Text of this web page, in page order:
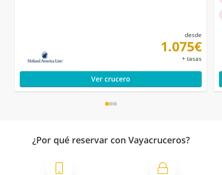
desde
1.075€
+ tasas
Ver crucero
¿Por qué reservar con Vayacruceros?